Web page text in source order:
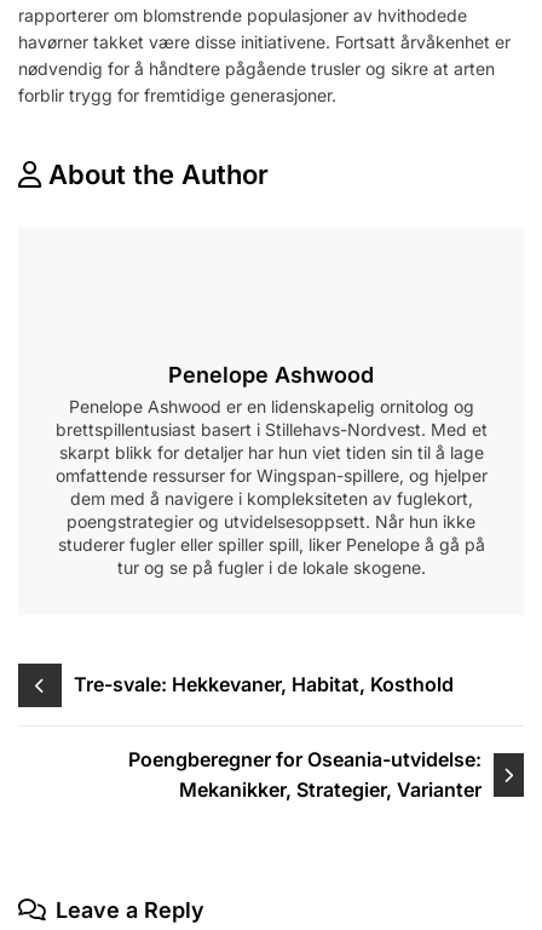
rapporterer om blomstrende populasjoner av hvithodede
havørner takket være disse initiativene. Fortsatt årvåkenhet er
nødvendig for å håndtere pågående trusler og sikre at arten
forblir trygg for fremtidige generasjoner.
About the Author
Penelope Ashwood
Penelope Ashwood er en lidenskapelig ornitolog og
brettspillentusiast basert i Stillehavs-Nordvest. Med et
skarpt blikk for detaljer har hun viet tiden sin til å lage
omfattende ressurser for Wingspan-spillere, og hjelper
dem med å navigere i kompleksiteten av fuglekort,
poengstrategier og utvidelsesoppsett. Når hun ikke
studerer fugler eller spiller spill, liker Penelope å gå på
tur og se på fugler i de lokale skogene.
Post
navigation
Tre-svale: Hekkevaner, Habitat, Kosthold
Poengberegner for Oseania-utvidelse:
Mekanikker, Strategier, Varianter
Leave a Reply